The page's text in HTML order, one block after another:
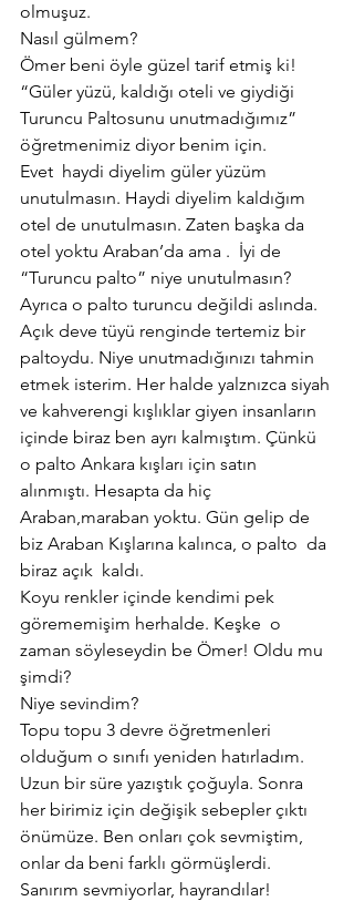
olmuşuz.
Nasıl gülmem?
Ömer beni öyle güzel tarif etmiş ki!
“Güler yüzü, kaldığı oteli ve giydiği
Turuncu Paltosunu unutmadığımız”
öğretmenimiz diyor benim için.
Evet  haydi diyelim güler yüzüm
unutulmasın. Haydi diyelim kaldığım
otel de unutulmasın. Zaten başka da
otel yoktu Araban’da ama .  İyi de
“Turuncu palto” niye unutulmasın?
Ayrıca o palto turuncu değildi aslında.
Açık deve tüyü renginde tertemiz bir
paltoydu. Niye unutmadığınızı tahmin
etmek isterim. Her halde yalznızca siyah
ve kahverengi kışlıklar giyen insanların
içinde biraz ben ayrı kalmıştım. Çünkü
o palto Ankara kışları için satın
alınmıştı. Hesapta da hiç
Araban,maraban yoktu. Gün gelip de
biz Araban Kışlarına kalınca, o palto  da
biraz açık  kaldı.
Koyu renkler içinde kendimi pek
görememişim herhalde. Keşke  o
zaman söyleseydin be Ömer! Oldu mu
şimdi?
Niye sevindim?
Topu topu 3 devre öğretmenleri
olduğum o sınıfı yeniden hatırladım.
Uzun bir süre yazıştık çoğuyla. Sonra
her birimiz için değişik sebepler çıktı
önümüze. Ben onları çok sevmiştim,
onlar da beni farklı görmüşlerdi.
Sanırım sevmiyorlar, hayrandılar!